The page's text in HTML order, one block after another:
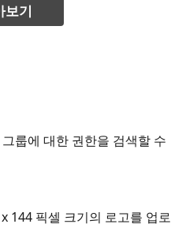
보기
룹에 대한 권한을 검색할 수
144 픽셀 크기의 로고를 업로